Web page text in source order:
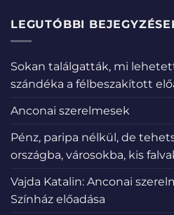
LEGUTÓBBI
Sokan találgatták, mi
szándéka a félbeszakított
Anconai szerelmesek
Pénz, paripa nélkül, de
országba, városokba, kis
Vajda Katalin: Anconai
Színház előadása